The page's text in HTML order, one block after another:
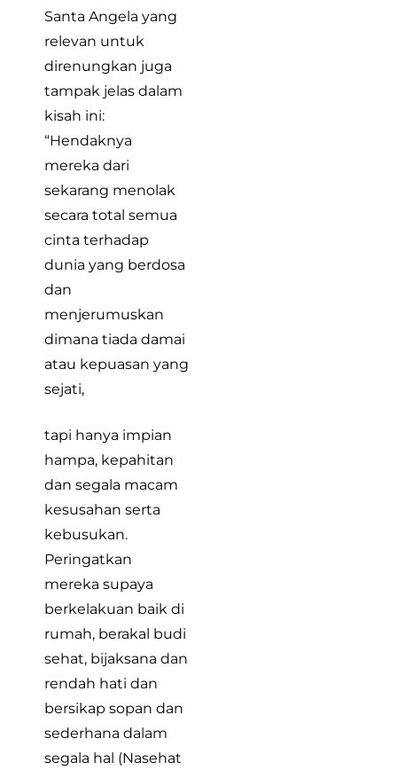
Santa Angela yang
relevan untuk
direnungkan juga
tampak jelas dalam
kisah ini:
“Hendaknya
mereka dari
sekarang menolak
secara total semua
cinta terhadap
dunia yang berdosa
dan
menjerumuskan
dimana tiada damai
atau kepuasan yang
sejati,
tapi hanya impian
hampa, kepahitan
dan segala macam
kesusahan serta
kebusukan.
Peringatkan
mereka supaya
berkelakuan baik di
rumah, berakal budi
sehat, bijaksana dan
rendah hati dan
bersikap sopan dan
sederhana dalam
segala hal (Nasehat